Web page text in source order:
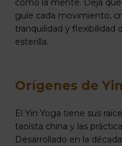
como la mente. Deja
guíe cada movimiento,
tranquilidad y flexibilidad
esterilla.
Orígenes de
El Yin Yoga tiene sus
taoísta china y las
Desarrollado en la